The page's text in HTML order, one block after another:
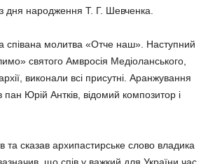
з дня народження Т. Г. Шевченка.
співана молитва «Отче наш». Наступний
святого Амвросія Медіоланського,
виконали всі присутні. Аранжування
пан Юрій Антків, відомий композитор і
та сказав архипастирське слово владика